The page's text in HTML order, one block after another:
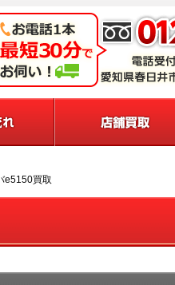
e5150買取